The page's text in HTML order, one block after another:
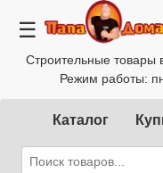
☰
Строительные товары
Режим работы:
Каталог